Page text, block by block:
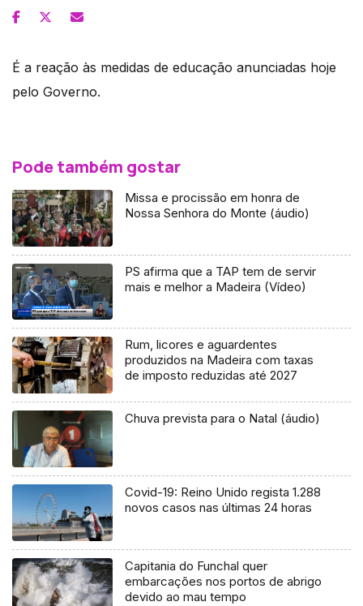
É a reação às medidas de educação anunciadas hoje
pelo Governo.
Pode também gostar
Missa e procissão em honra de
Nossa Senhora do Monte (áudio)
PS afirma que a TAP tem de servir
mais e melhor a Madeira (Vídeo)
Rum, licores e aguardentes
produzidos na Madeira com taxas
de imposto reduzidas até 2027
Chuva prevista para o Natal (áudio)
Covid-19: Reino Unido regista 1.288
novos casos nas últimas 24 horas
Capitania do Funchal quer
embarcações nos portos de abrigo
devido ao mau tempo